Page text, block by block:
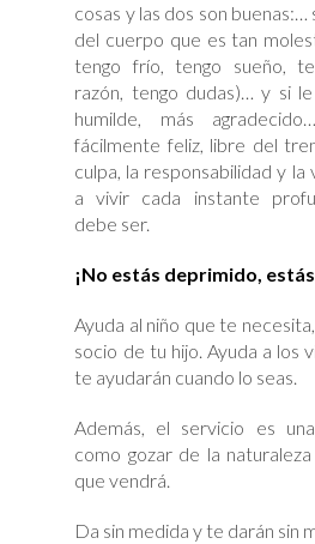
cosas y las dos son buenas:…
del cuerpo que es tan
tengo frío, tengo sueño,
razón, tengo dudas)… y si le
humilde, más
fácilmente feliz, libre del
culpa, la responsabilidad y la
a vivir cada instante
debe ser.
¡No estás deprimido,
Ayuda al niño que te
socio de tu hijo. Ayuda a los
te ayudarán cuando lo seas.
Además, el servicio es
como gozar de la
que vendrá.
Da sin medida y te darán sin